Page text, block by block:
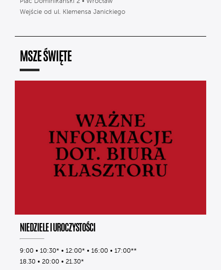
Wejście od ul. Klemensa Janickiego
MSZE ŚWIĘTE
NIEDZIELE I UROCZYSTOŚCI
9:00 • 10:30* • 12:00* • 16:00 • 17:00**
18.30 • 20:00 • 21.30*